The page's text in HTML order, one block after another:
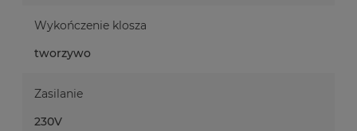
Wykończenie klosza
tworzywo
Zasilanie
230V